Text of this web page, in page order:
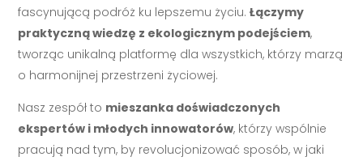
fascynującą podróż ku lepszemu życiu.Łączymy
praktyczną wiedzę z ekologicznym podejściem,
tworząc unikalną platformę dla wszystkich, którzy marzą
o harmonijnej przestrzeni życiowej.
Nasz zespół to mieszanka doświadczonych
ekspertów i młodych innowatorów, którzy wspólnie
pracują nad tym, by revolucjonizować sposób, w jaki